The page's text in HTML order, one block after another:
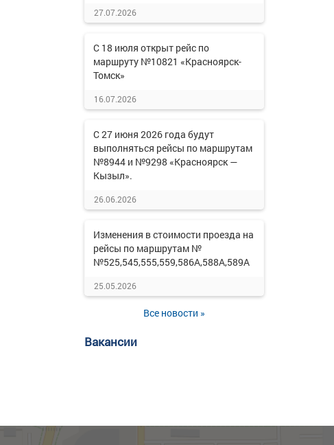
27.07.2026
С 18 июля открыт рейс по
маршруту №10821 «Красноярск-
Томск»
16.07.2026
С 27 июня 2026 года будут
выполняться рейсы по маршрутам
№8944 и №9298 «Красноярск —
Кызыл».
26.06.2026
Изменения в стоимости проезда на
рейсы по маршрутам №
№525,545,555,559,586А,588А,589А
25.05.2026
Все новости »
Вакансии